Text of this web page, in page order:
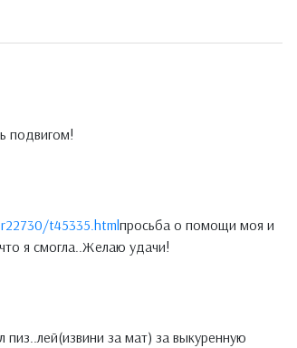
подвигом!
t45335.htmlпросьба о помощи моя и
я смогла..Желаю удачи!
за мат) за выкуренную